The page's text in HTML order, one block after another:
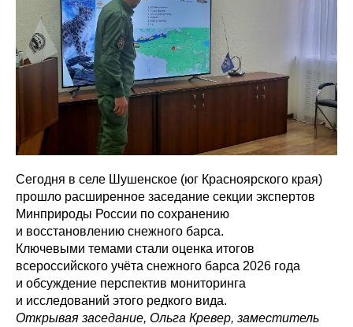
Сегодня в селе Шушенское (юг Красноярского края)
прошло расширенное заседание секции экспертов
Минприроды России по сохранению
и восстановлению снежного барса.
Ключевыми темами стали оценка итогов
всероссийского учёта снежного барса 2026 года
и обсуждение перспектив мониторинга
и исследований этого редкого вида.
Открывая заседание, Ольга Кревер, заместитель